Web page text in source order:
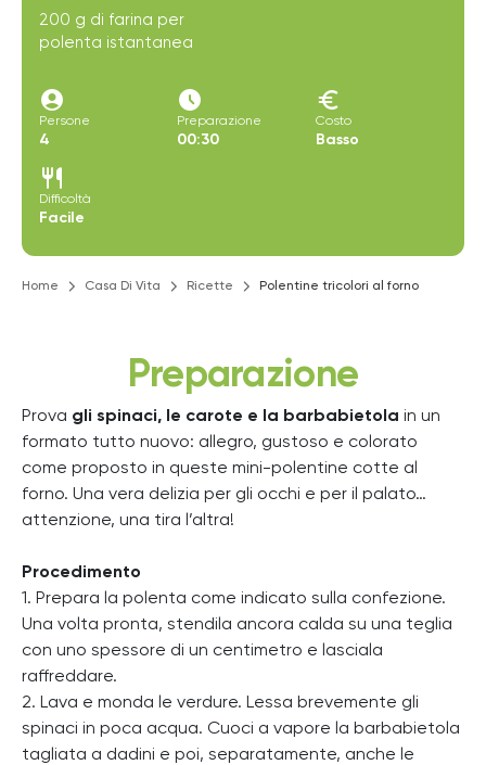
200 g di farina per
polenta istantanea
account_circle
Persone
4
access_time_filled
Preparazione
00:30
euro
Costo
Basso
restaurant
Difficoltà
Facile
Home Casa Di Vita Ricette Polentine tricolori al forno
Preparazione
Prova gli spinaci, le carote e la barbabietola in un
formato tutto nuovo: allegro, gustoso e colorato
come proposto in queste mini-polentine cotte al
forno. Una vera delizia per gli occhi e per il palato…
attenzione, una tira l’altra!
Procedimento
1. Prepara la polenta come indicato sulla confezione.
Una volta pronta, stendila ancora calda su una teglia
con uno spessore di un centimetro e lasciala
raffreddare.
2. Lava e monda le verdure. Lessa brevemente gli
spinaci in poca acqua. Cuoci a vapore la barbabietola
tagliata a dadini e poi, separatamente, anche le